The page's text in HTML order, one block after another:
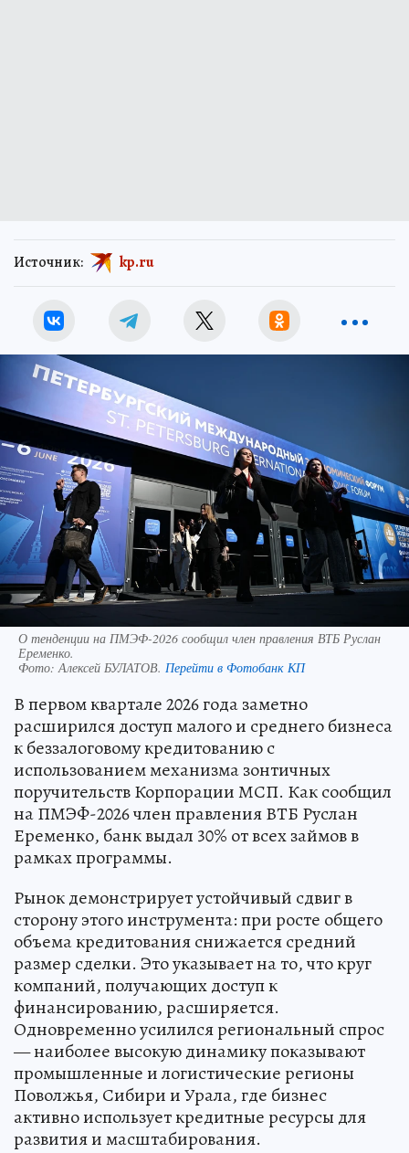
Источник: kp.ru
О тенденции на ПМЭФ-2026 сообщил член правления ВТБ Руслан
Еременко.
Фото:Алексей БУЛАТОВ. Перейти в Фотобанк КП
В первом квартале 2026 года заметно
расширился доступ малого и среднего бизнеса
к беззалоговому кредитованию с
использованием механизма зонтичных
поручительств Корпорации МСП. Как сообщил
на ПМЭФ-2026 член правления ВТБ Руслан
Еременко, банк выдал 30% от всех займов в
рамках программы.
Рынок демонстрирует устойчивый сдвиг в
сторону этого инструмента: при росте общего
объема кредитования снижается средний
размер сделки. Это указывает на то, что круг
компаний, получающих доступ к
финансированию, расширяется.
Одновременно усилился региональный спрос
— наиболее высокую динамику показывают
промышленные и логистические регионы
Поволжья, Сибири и Урала, где бизнес
активно использует кредитные ресурсы для
развития и масштабирования.